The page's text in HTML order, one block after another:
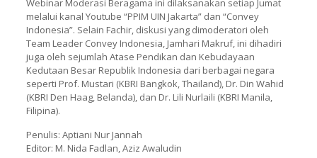
Webinar Moderasi Beragama ini dilaksanakan setiap Jumat
melalui kanal Youtube “PPIM UIN Jakarta” dan “Convey
Indonesia”. Selain Fachir, diskusi yang dimoderatori oleh
Team Leader Convey Indonesia, Jamhari Makruf, ini dihadiri
juga oleh sejumlah Atase Pendikan dan Kebudayaan
Kedutaan Besar Republik Indonesia dari berbagai negara
seperti Prof. Mustari (KBRI Bangkok, Thailand), Dr. Din Wahid
(KBRI Den Haag, Belanda), dan Dr. Lili Nurlaili (KBRI Manila,
Filipina).
Penulis: Aptiani Nur Jannah
Editor: M. Nida Fadlan, Aziz Awaludin